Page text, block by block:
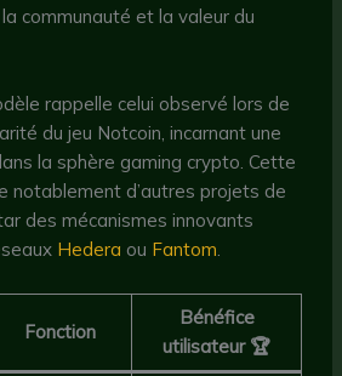
communauté et la valeur du
rappelle celui observé lors de
du jeu Notcoin, incarnant une
la sphère gaming crypto. Cette
notablement d’autres projets de
des mécanismes innovants
Hedera ou Fantom
Fonction
Bénéfice
utilisateur 🏆